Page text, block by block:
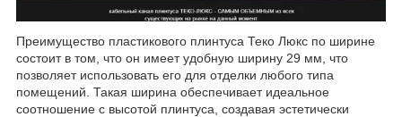
Преимущество пластикового плинтуса Теко Люкс по ширине
состоит в том, что он имеет удобную ширину 29 мм, что
позволяет использовать его для отделки любого типа
помещений. Такая ширина обеспечивает идеальное
соотношение с высотой плинтуса, создавая эстетически